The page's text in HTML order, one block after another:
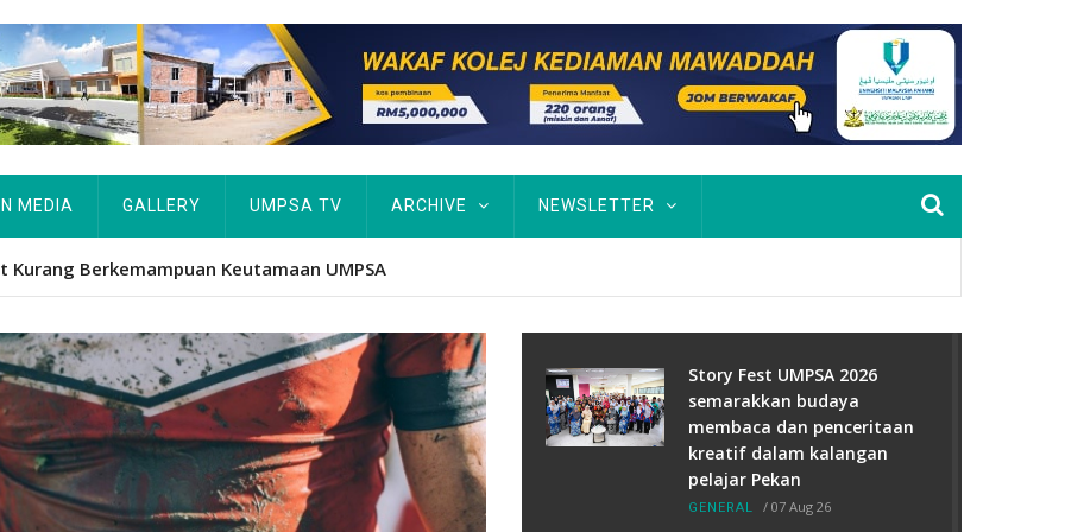
IN MEDIA GALLERY UMPSA TV ARCHIVE NEWSLETTER
iktiraf usaha belia, alumni UMPSA dinobat johan
Story Fest UMPSA 2026
semarakkan budaya
membaca dan penceritaan
kreatif dalam kalangan
pelajar Pekan
GENERAL / 07 Aug 26